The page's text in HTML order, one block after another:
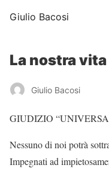
Giulio Bacosi
La nostra
Giulio Bacosi
GIUDIZIO
Nessuno di noi potrà
Impegnati ad